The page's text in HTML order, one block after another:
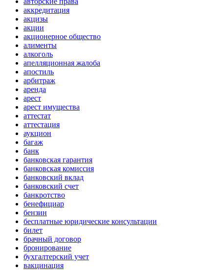
аккредитация
акцизы
акции
акционерное общество
алименты
алкоголь
апелляционная жалоба
апостиль
арбитраж
аренда
арест
арест имущества
аттестат
аттестация
аукцион
багаж
банк
банковская гарантия
банковская комиссия
банковский вклад
банковский счет
банкротство
бенефициар
бензин
бесплатные юридические консультации
билет
брачный договор
бронирование
бухгалтерский учет
вакцинация